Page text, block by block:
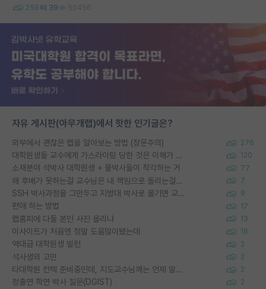
259 39 50456
자유 게시판(아무개랩)에서 핫한 인기글은?
외부에서 괜찮은 랩을 알아보는 방법 (장문주의) 276
대학원생들 교수에게 가스라이팅 당한 것은 이해가 갑니다. 안타깝네요. 120
소재분야 석박사 대학원생 + 물박사들이 착각하는 거 77
왜 후배가 못하는걸 교수님은 내 책임으로 돌리는걸까요? 7
SSH 박사과정을 그만두고 지방대 박사로 옮기면 교수의 꿈은 끝일까요? 9
편애 하는 방법 17
랩홈피에 다들 본인 사진 올리냐 13
이사이트가 처음엔 정말 도움많이됐는데 16
역대급 대학원생 빌런 2
석사생의 고민 2
타대학원 컨텍 준비중인데, 지도교수님께는 언제 말씀드려야 할까요? 2
정출연 학연 박사 질문(DGIST) 2